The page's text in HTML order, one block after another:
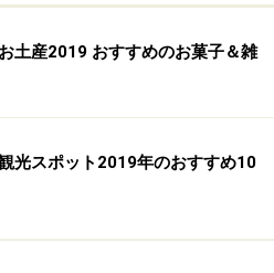
を乾燥させたもので、漢方薬
のロータスティーは、舌だけ
る」のがポイント。
土産2019 おすすめのお菓子＆雑
光スポット2019年のおすすめ10